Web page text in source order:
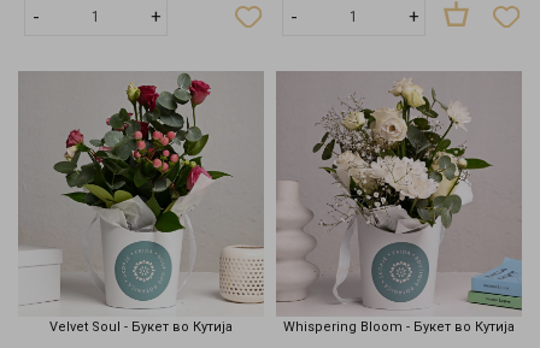
- + - +
Velvet Soul - Букет во Кутија Whispering Bloom - Букет во Кутија